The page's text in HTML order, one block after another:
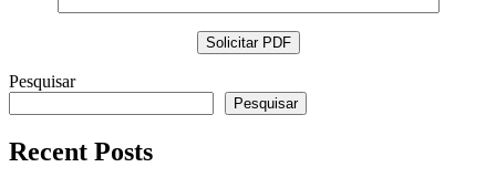
Pesquisar
Pesquisar
Recent Posts